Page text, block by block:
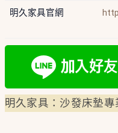
明久家具官網
明久家具：沙發床墊專